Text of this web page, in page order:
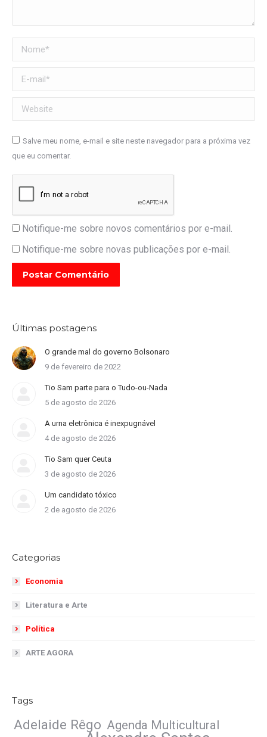
Nome *
E-mail *
Website
Salve meu nome, e-mail e site neste navegador para a próxima vez
que eu comentar.
Notifique-me sobre novos comentários por e-mail.
Notifique-me sobre novas publicações por e-mail.
Postar Comentário
Últimas postagens
O grande mal do governo Bolsonaro
9 de fevereiro de 2022
Tio Sam parte para o Tudo-ou-Nada
5 de agosto de 2026
A urna eletrônica é inexpugnável
4 de agosto de 2026
Tio Sam quer Ceuta
3 de agosto de 2026
Um candidato tóxico
2 de agosto de 2026
Categorias
Economia
Literatura e Arte
Política
ARTE AGORA
Tags
Adelaide Rêgo Agenda Multicultural